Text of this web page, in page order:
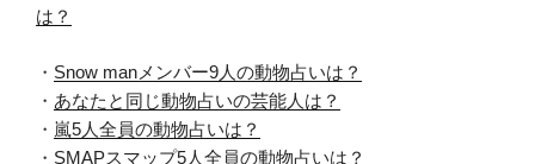
は？
・ Snow manメンバー9人の動物占いは？
・ あなたと同じ動物占いの芸能人は？
・ 嵐5人全員の動物占いは？
・ SMAPスマップ5人全員の動物占いは？